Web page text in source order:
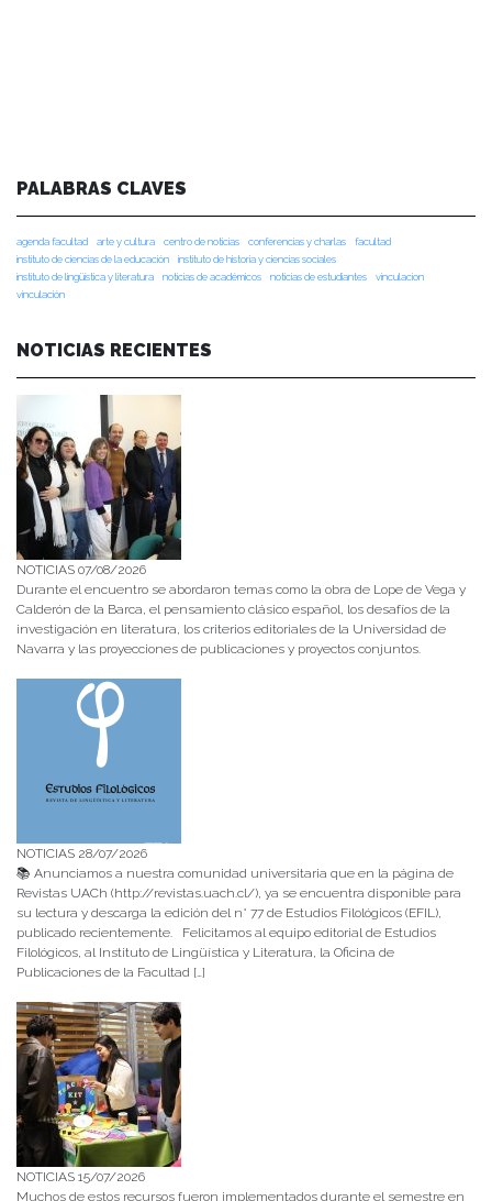
PALABRAS CLAVES
agenda facultad arte y cultura centro de noticias conferencias y charlas
facultad
instituto de ciencias de la educación
instituto de historia y ciencias sociales
instituto de lingüística y literatura
noticias de académicos noticias de estudiantes
vinculacion
vinculación
NOTICIAS RECIENTES
NOTICIAS 07/08/2026
Durante el encuentro se abordaron temas como la obra de Lope de Vega y
Calderón de la Barca, el pensamiento clásico español, los desafíos de la
investigación en literatura, los criterios editoriales de la Universidad de
Navarra y las proyecciones de publicaciones y proyectos conjuntos.
NOTICIAS 28/07/2026
📚 Anunciamos a nuestra comunidad universitaria que en la página de
Revistas UACh (http://revistas.uach.cl/), ya se encuentra disponible para
su lectura y descarga la edición del n° 77 de Estudios Filológicos (EFIL),
publicado recientemente. Felicitamos al equipo editorial de Estudios
Filológicos, al Instituto de Lingüística y Literatura, la Oficina de
Publicaciones de la Facultad […]
NOTICIAS 15/07/2026
Muchos de estos recursos fueron implementados durante el semestre en